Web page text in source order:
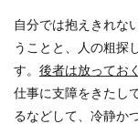
自分では抱えきれな
うことと、人の粗探
す。 後者は放ってお
仕事に支障をきたし
るなどして、冷静か